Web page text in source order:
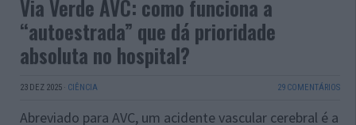
Via Verde AVC: como funciona a
“autoestrada” que dá prioridade
absoluta no hospital?
23 DEZ 2025 · CIÊNCIA 29 COMENTÁRIOS
Abreviado para AVC, um acidente vascular cerebral é a